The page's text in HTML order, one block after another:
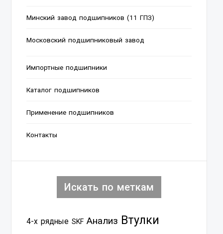
Минский завод подшипников (11 ГПЗ)
Московский подшипниковый завод
Импортные подшипники
Каталог подшипников
Применение подшипников
Контакты
Искать по меткам
4-х рядные SKF Анализ Втулки